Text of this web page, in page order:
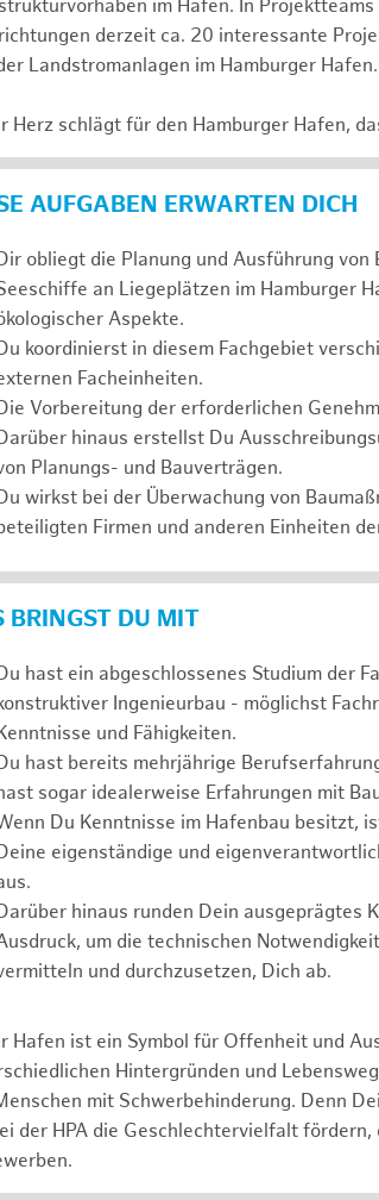
im Hafen. In
derzeit ca. 20 interessante
Landstromanlagen im Hamburger Hafen.
Herz schlägt für den Hamburger Hafen,
AUFGABEN ERWARTEN DICH
obliegt die Planung und Ausführung
an Liegeplätzen im Hamburger
Aspekte.
koordinierst in diesem Fachgebiet
Facheinheiten.
Vorbereitung der erforderlichen
hinaus erstellst Du
Planungs- und Bauverträgen.
wirkst bei der Überwachung von
Firmen und anderen Einheiten
BRINGST DU MIT
Du hast ein abgeschlossenes Studium der
Ingenieurbau - möglichst
Kenntnisse und Fähigkeiten.
Du hast bereits mehrjährige
sogar idealerweise Erfahrungen mit
Du Kenntnisse im Hafenbau besitzt,
Deine eigenständige und
Darüber hinaus runden Dein ausgeprägtes
um die technischen
und durchzusetzen, Dich ab.
Hafen ist ein Symbol für Offenheit und
Hintergründen und
mit Schwerbehinderung. Denn
der HPA die Geschlechtervielfalt